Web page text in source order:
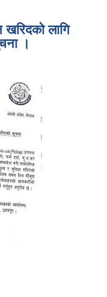
खरिदको लागि
।